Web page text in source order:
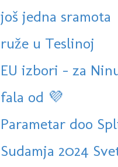
još jedna sramota
ruže u Teslinoj
EU izbori - za
fala od 💜
Parametar doo
Sudamja 2024